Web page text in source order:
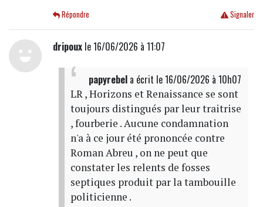
Signaler
Répondre
dripouxle 16/06/2026 à 11:07
papyrebela écrit le 16/06/2026 à 10h07
LR , Horizons et Renaissance se sont
toujours distingués par leur traitrise
, fourberie . Aucune condamnation
n'a à ce jour été prononcée contre
Roman Abreu , on ne peut que
constater les relents de fosses
septiques produit par la tambouille
politicienne .